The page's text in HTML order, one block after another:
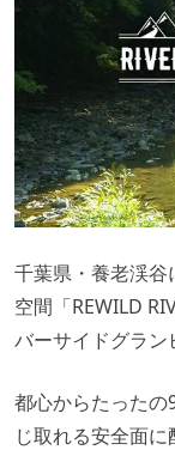
千葉県・養老渓
空間「REWILD
バーサイドグラン
都心からたった
じ取れる安全面に